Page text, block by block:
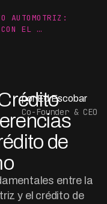
AUTOMOTRIZ:
EL …
de
entre la
y el crédito de
por Ed Escobar
Co-Founder & CEO